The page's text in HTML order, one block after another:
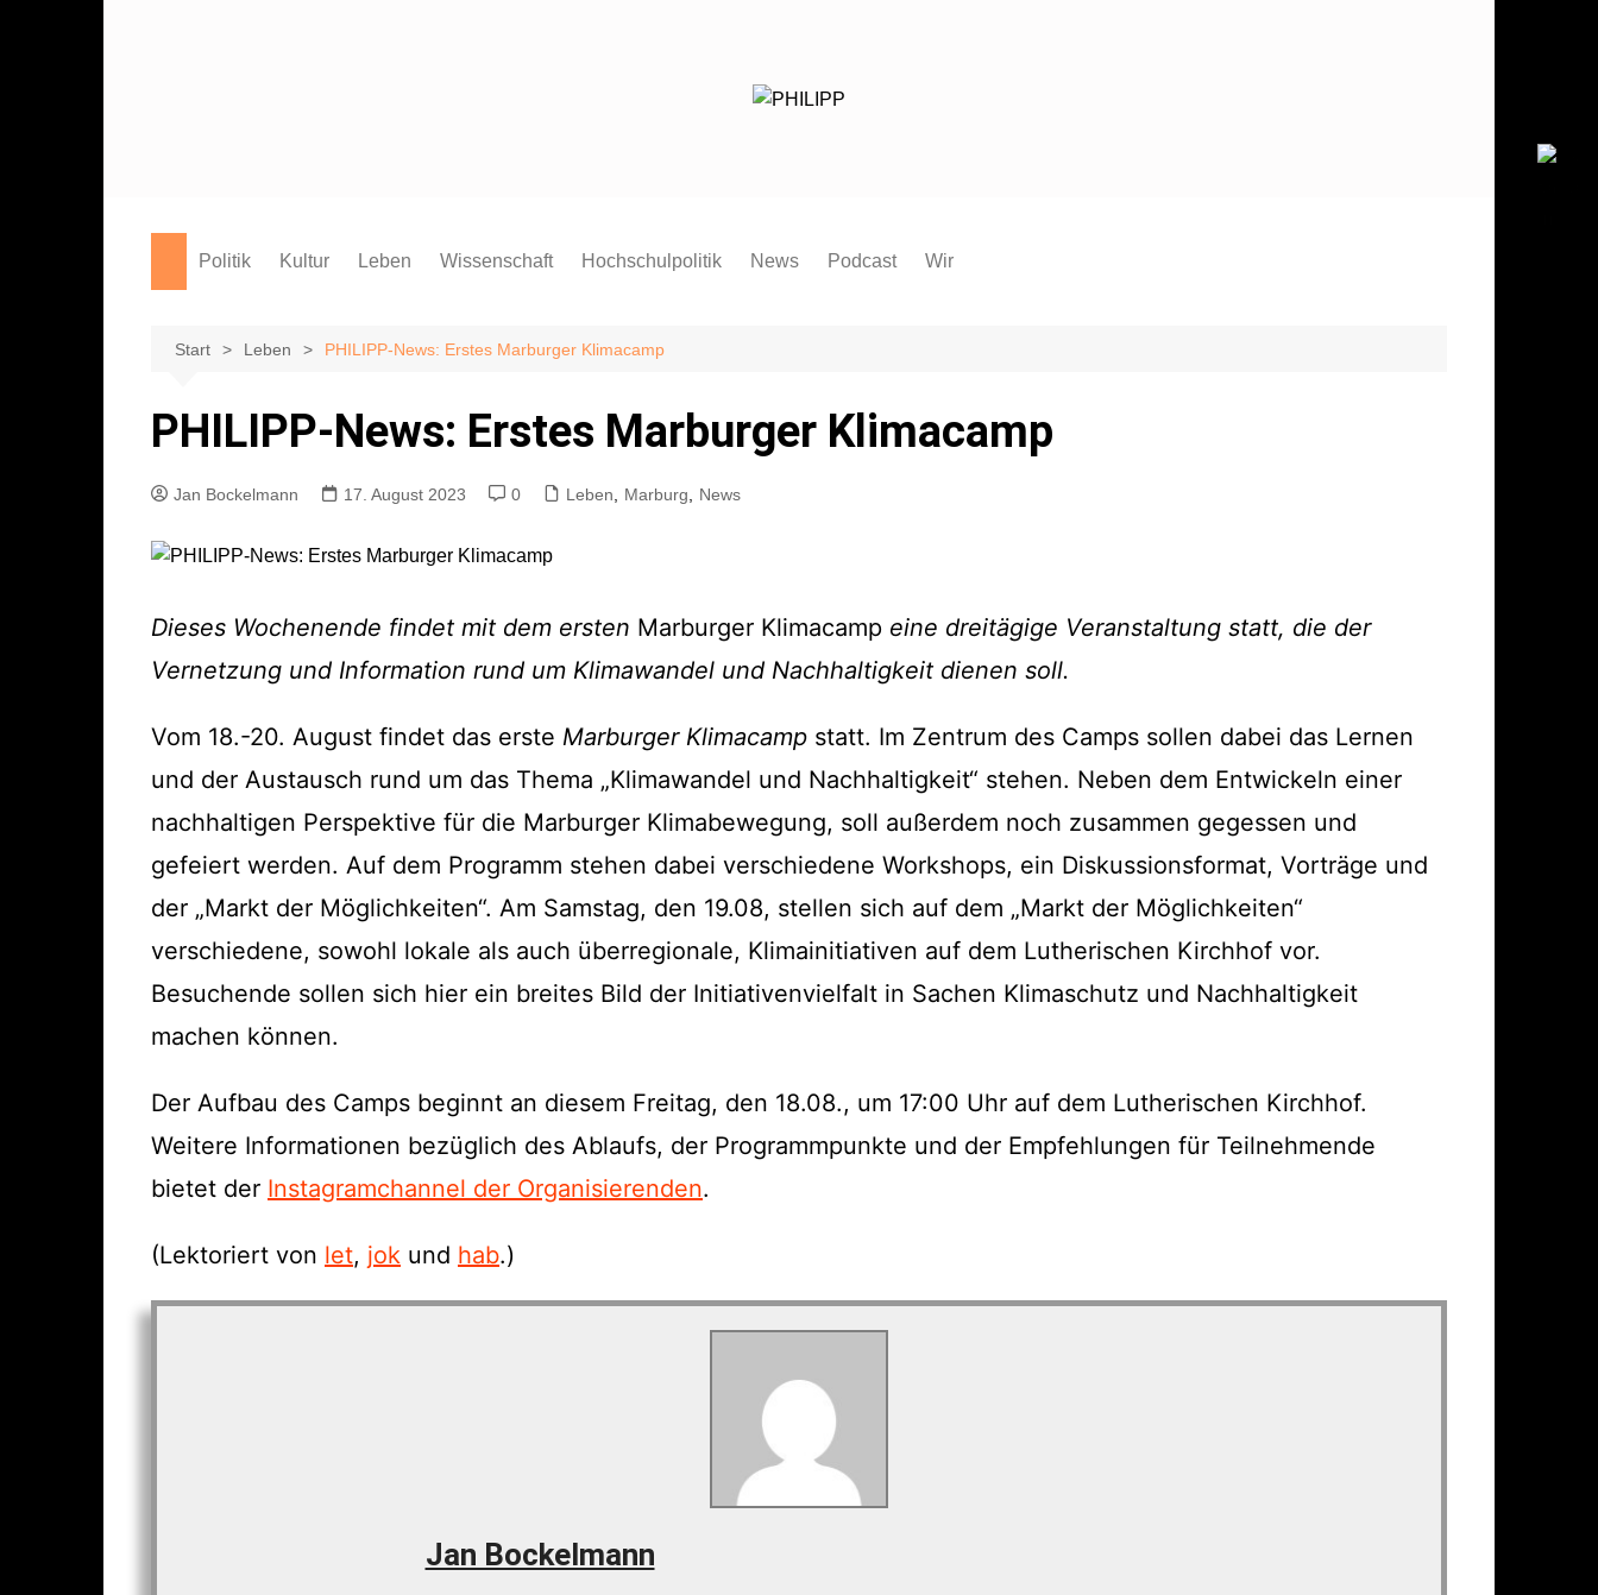
Politik Kultur
Theater
Musik
Leben
Campus
Endgegner*in
Wissenschaft Hochschulpolitik News Podcast Wir
Pressespiegel
Start Leben PHILIPP-News: Erstes Marburger Klimacamp
PHILIPP-News: Erstes Marburger Klimacamp
Jan Bockelmann 17. August 2023 0 Leben, Marburg, News
Dieses Wochenende findet mit dem ersten Marburger Klimacamp eine dreitägige Veranstaltung statt, die der
Vernetzung und Information rund um Klimawandel und Nachhaltigkeit dienen soll.
Vom 18.-20. August findet das erste Marburger Klimacamp statt. Im Zentrum des Camps sollen dabei das Lernen
und der Austausch rund um das Thema „Klimawandel und Nachhaltigkeit“ stehen. Neben dem Entwickeln einer
nachhaltigen Perspektive für die Marburger Klimabewegung, soll außerdem noch zusammen gegessen und
gefeiert werden. Auf dem Programm stehen dabei verschiedene Workshops, ein Diskussionsformat, Vorträge und
der „Markt der Möglichkeiten“. Am Samstag, den 19.08, stellen sich auf dem „Markt der Möglichkeiten“
verschiedene, sowohl lokale als auch überregionale, Klimainitiativen auf dem Lutherischen Kirchhof vor.
Besuchende sollen sich hier ein breites Bild der Initiativenvielfalt in Sachen Klimaschutz und Nachhaltigkeit
machen können.
Der Aufbau des Camps beginnt an diesem Freitag, den 18.08., um 17:00 Uhr auf dem Lutherischen Kirchhof.
Weitere Informationen bezüglich des Ablaufs, der Programmpunkte und der Empfehlungen für Teilnehmende
bietet der Instagramchannel der Organisierenden.
(Lektoriert von let, jok und hab.)
Jan Bockelmann